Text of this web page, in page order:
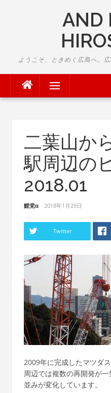
AND
ようこそ、ときめく広島へ。
Menu
二葉山か
駅周辺の
2018.01
鯉党α 2018年1月29日
Twitter
2009年に完成したマツダ
周辺では複数の再開発が
並みが変化しています。